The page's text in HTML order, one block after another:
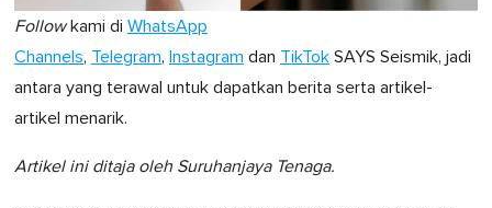
Followkami di WhatsApp
Channels, Telegram, Instagram dan TikTok SAYS Seismik, jadi
antara yang terawal untuk dapatkan berita serta artikel-
artikel menarik.
Artikel ini ditaja oleh Suruhanjaya Tenaga.